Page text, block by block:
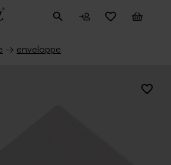
→ enveloppe